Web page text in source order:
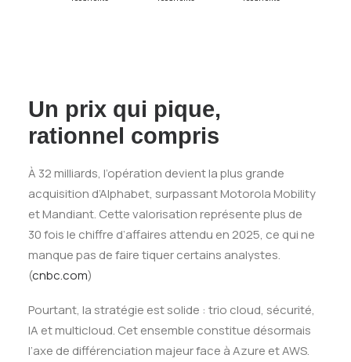
Un prix qui pique,
rationnel compris
À 32 milliards, l’opération devient la plus grande
acquisition d’Alphabet, surpassant Motorola Mobility
et Mandiant. Cette valorisation représente plus de
30 fois le chiffre d’affaires attendu en 2025, ce qui ne
manque pas de faire tiquer certains analystes.
(cnbc.com)
Pourtant, la stratégie est solide : trio cloud, sécurité,
IA et multicloud. Cet ensemble constitue désormais
l’axe de différenciation majeur face à Azure et AWS.